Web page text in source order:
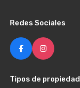
Redes Sociales
Tipos de propiedad